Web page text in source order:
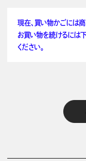
現在、買い物かごには
お買い物を続けるには
ください。